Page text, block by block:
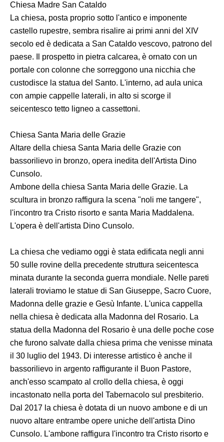
Chiesa Madre San Cataldo
La chiesa, posta proprio sotto l'antico e imponente
castello rupestre, sembra risalire ai primi anni del XIV
secolo ed è dedicata a San Cataldo vescovo, patrono del
paese. Il prospetto in pietra calcarea, è ornato con un
portale con colonne che sorreggono una nicchia che
custodisce la statua del Santo. L'interno, ad aula unica
con ampie cappelle laterali, in alto si scorge il
seicentesco tetto ligneo a cassettoni.
Chiesa Santa Maria delle Grazie
Altare della chiesa Santa Maria delle Grazie con
bassorilievo in bronzo, opera inedita dell'Artista Dino
Cunsolo.
Ambone della chiesa Santa Maria delle Grazie. La
scultura in bronzo raffigura la scena "noli me tangere",
l'incontro tra Cristo risorto e santa Maria Maddalena.
L'opera è dell'artista Dino Cunsolo.
La chiesa che vediamo oggi è stata edificata negli anni
50 sulle rovine della precedente struttura seicentesca
minata durante la seconda guerra mondiale. Nelle pareti
laterali troviamo le statue di San Giuseppe, Sacro Cuore,
Madonna delle grazie e Gesù Infante. L'unica cappella
nella chiesa è dedicata alla Madonna del Rosario. La
statua della Madonna del Rosario è una delle poche cose
che furono salvate dalla chiesa prima che venisse minata
il 30 luglio del 1943. Di interesse artistico è anche il
bassorilievo in argento raffigurante il Buon Pastore,
anch'esso scampato al crollo della chiesa, è oggi
incastonato nella porta del Tabernacolo sul presbiterio.
Dal 2017 la chiesa è dotata di un nuovo ambone e di un
nuovo altare entrambe opere uniche dell'artista Dino
Cunsolo. L'ambone raffigura l'incontro tra Cristo risorto e